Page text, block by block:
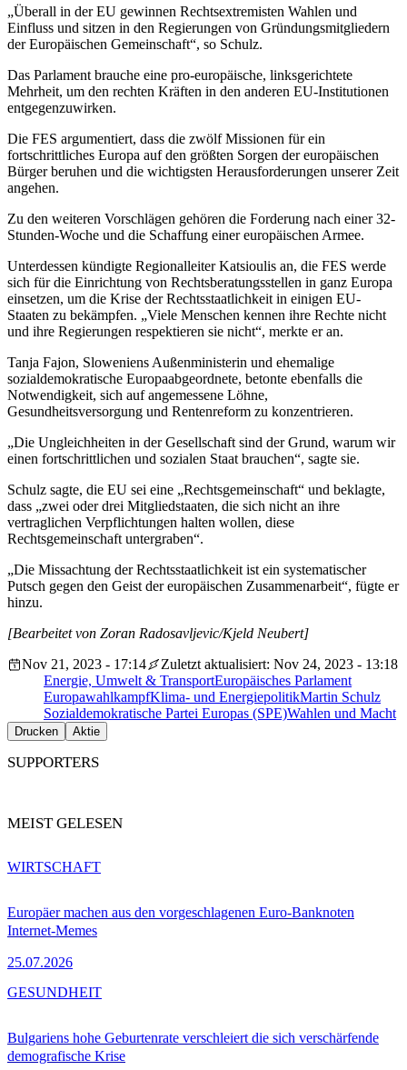
„Überall in der EU gewinnen Rechtsextremisten Wahlen und
Einfluss und sitzen in den Regierungen von Gründungsmitgliedern
der Europäischen Gemeinschaft“, so Schulz.
Das Parlament brauche eine pro-europäische, linksgerichtete
Mehrheit, um den rechten Kräften in den anderen EU-Institutionen
entgegenzuwirken.
Die FES argumentiert, dass die zwölf Missionen für ein
fortschrittliches Europa auf den größten Sorgen der europäischen
Bürger beruhen und die wichtigsten Herausforderungen unserer Zeit
angehen.
Zu den weiteren Vorschlägen gehören die Forderung nach einer 32-
Stunden-Woche und die Schaffung einer europäischen Armee.
Unterdessen kündigte Regionalleiter Katsioulis an, die FES werde
sich für die Einrichtung von Rechtsberatungsstellen in ganz Europa
einsetzen, um die Krise der Rechtsstaatlichkeit in einigen EU-
Staaten zu bekämpfen. „Viele Menschen kennen ihre Rechte nicht
und ihre Regierungen respektieren sie nicht“, merkte er an.
Tanja Fajon, Sloweniens Außenministerin und ehemalige
sozialdemokratische Europaabgeordnete, betonte ebenfalls die
Notwendigkeit, sich auf angemessene Löhne,
Gesundheitsversorgung und Rentenreform zu konzentrieren.
„Die Ungleichheiten in der Gesellschaft sind der Grund, warum wir
einen fortschrittlichen und sozialen Staat brauchen“, sagte sie.
Schulz sagte, die EU sei eine „Rechtsgemeinschaft“ und beklagte,
dass „zwei oder drei Mitgliedstaaten, die sich nicht an ihre
vertraglichen Verpflichtungen halten wollen, diese
Rechtsgemeinschaft untergraben“.
„Die Missachtung der Rechtsstaatlichkeit ist ein systematischer
Putsch gegen den Geist der europäischen Zusammenarbeit“, fügte er
hinzu.
[Bearbeitet von Zoran Radosavljevic/Kjeld Neubert]
Nov 21, 2023 - 17:14
Zuletzt aktualisiert: Nov 24, 2023 - 13:18
Energie, Umwelt & TransportEuropäisches Parlament
EuropawahlkampfKlima- und EnergiepolitikMartin Schulz
Sozialdemokratische Partei Europas (SPE)Wahlen und Macht
Drucken Aktie
SUPPORTERS
MEIST GELESEN
Europäer machen aus den vorgeschlagenen Euro-Banknoten
Internet-Memes
25.07.2026
WIRTSCHAFT
Bulgariens hohe Geburtenrate verschleiert die sich verschärfende
demografische Krise
GESUNDHEIT